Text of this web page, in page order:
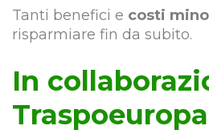
Tanti benefici e costi
risparmiare fin da subito.
In
Traspoeuropa